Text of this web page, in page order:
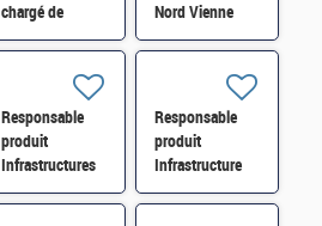
chargé de
maintenances
immobilier H/F
Nord Vienne
Châtellerault et
Responsable
produit
Infrastructures
Réseaux et
Responsable
produit
Infrastructure
Linux et